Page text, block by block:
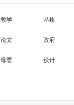
教学 琴棋
论文 政府
母婴 设计